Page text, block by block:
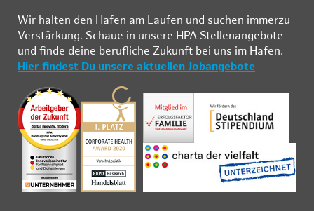
Wir hal­ten den Ha­fen am Lau­fen und su­chen im­mer­zu
Ver­stär­kung. Schau­e in un­se­re HPA Stel­len­an­ge­bo­te
und fin­de deine be­ruf­li­che Zu­kunft bei uns im Ha­fen.
Hier findest Du unsere aktuellen Jobangebote